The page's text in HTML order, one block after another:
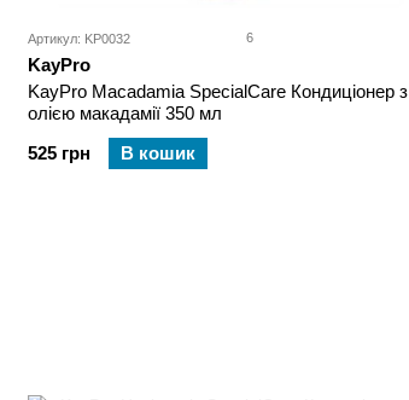
Артикул: KP0032 6
KayPro
KayPro Macadamia SpecialCare Кондиціонер з
олією макадамії 350 мл
525 грн
В кошик